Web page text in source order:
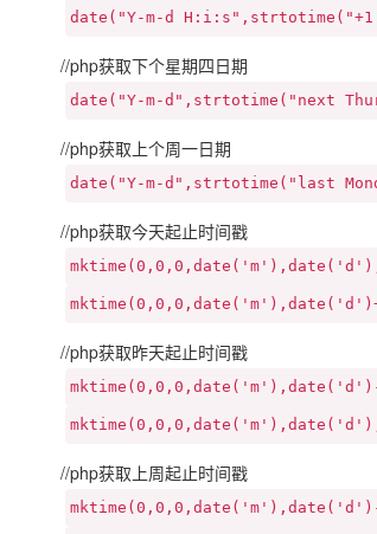
date("Y-m-d H:i:s",strtotime("+1
//php获取下个星期四日期
date("Y-m-d",strtotime("next
//php获取上个周一日期
date("Y-m-d",strtotime("last
//php获取今天起止时间戳
//php获取昨天起止时间戳
//php获取上周起止时间戳